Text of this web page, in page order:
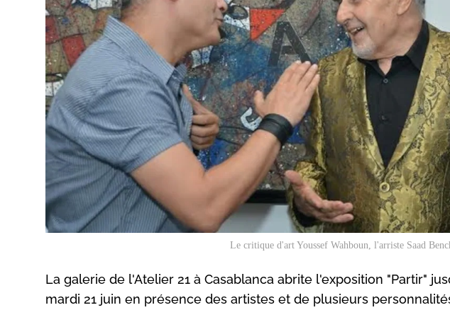
Le critique d'art Youssef Wahboun, l'arriste Saad
La galerie de l'Atelier 21 à Casablanca abrite l'exposition "Partir"
mardi 21 juin en présence des artistes et de plusieurs